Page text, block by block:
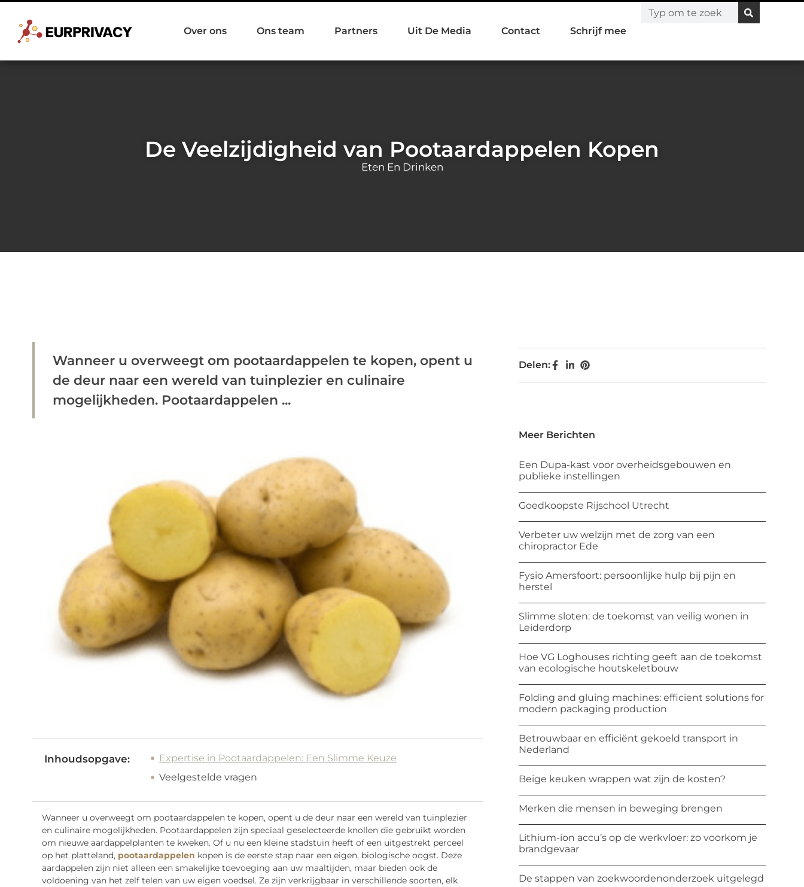
Over ons Ons team Partners Uit De Media Contact Schrijf mee
De Veelzijdigheid van Pootaardappelen Kopen
Eten En Drinken
Wanneer u overweegt om pootaardappelen te kopen, opent u
de deur naar een wereld van tuinplezier en culinaire
mogelijkheden. Pootaardappelen ...
Inhoudsopgave:
Expertise in Pootaardappelen: Een Slimme Keuze
Veelgestelde vragen
Wanneer u overweegt om pootaardappelen te kopen, opent u de deur naar een wereld van tuinplezier
en culinaire mogelijkheden. Pootaardappelen zijn speciaal geselecteerde knollen die gebruikt worden
om nieuwe aardappelplanten te kweken. Of u nu een kleine stadstuin heeft of een uitgestrekt perceel
op het platteland, pootaardappelen kopen is de eerste stap naar een eigen, biologische oogst. Deze
aardappelen zijn niet alleen een smakelijke toevoeging aan uw maaltijden, maar bieden ook de
voldoening van het zelf telen van uw eigen voedsel. Ze zijn verkrijgbaar in verschillende soorten, elk
Delen:
Meer Berichten
Een Dupa-kast voor overheidsgebouwen en
publieke instellingen
Goedkoopste Rijschool Utrecht
Verbeter uw welzijn met de zorg van een
chiropractor Ede
Fysio Amersfoort: persoonlijke hulp bij pijn en
herstel
Slimme sloten: de toekomst van veilig wonen in
Leiderdorp
Hoe VG Loghouses richting geeft aan de toekomst
van ecologische houtskeletbouw
Folding and gluing machines: efficient solutions for
modern packaging production
Betrouwbaar en efficiënt gekoeld transport in
Nederland
Beige keuken wrappen wat zijn de kosten?
Merken die mensen in beweging brengen
Lithium-ion accu’s op de werkvloer: zo voorkom je
brandgevaar
De stappen van zoekwoordenonderzoek uitgelegd